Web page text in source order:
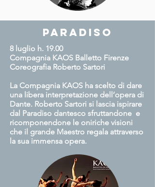
Paradiso
8 luglio h. 19.00
Compagnia KAOS Balletto Firenze
Coreografia Roberto Sartori
La Compagnia KAOS ha scelto di dare
una libera interpretazione dell’opera di
Dante. Roberto Sartori si lascia ispirare
dal Paradiso dantesco sfruttandone e
ricomponendone le oniriche visioni
che il grande Maestro regala attraverso
la sua immensa opera.